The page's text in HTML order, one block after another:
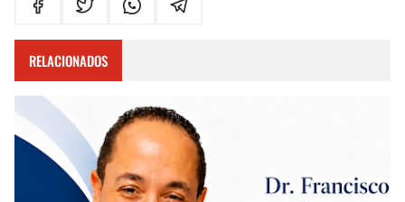
RELACIONADOS